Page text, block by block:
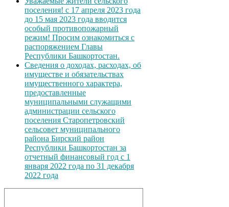
поселения! с 17 апреля 2023 года
до 15 мая 2023 года вводится
особый противопожарный
режим! Просим ознакомиться с
распоряжением Главы
Республики Башкортостан.
Сведения о доходах, расходах, об
имуществе и обязательствах
имущественного характера,
предоставленные
муниципальными служащими
администрации сельского
поселения Старопетровский
сельсовет муниципального
района Бирский район
Республики Башкортостан за
отчетный финансовый год с 1
января 2022 года по 31 декабря
2022 года